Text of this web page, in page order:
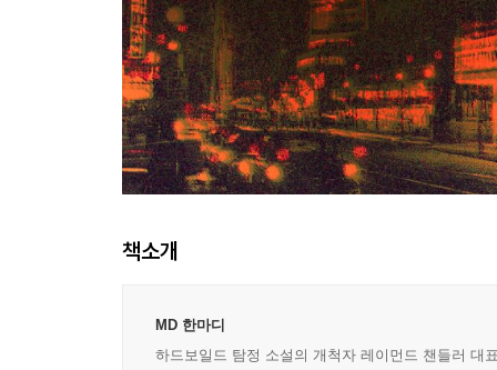
책소개
MD 한마디
하드보일드 탐정 소설의 개척자 레이먼드 챈들러 대